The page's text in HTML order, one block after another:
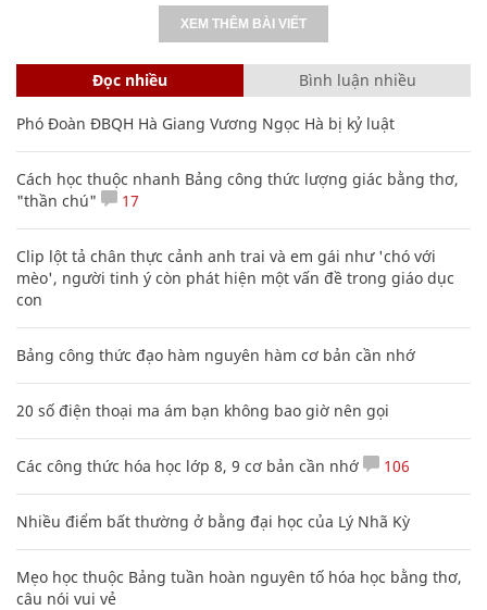
XEM THÊM BÀI VIẾT
Đọc nhiều Bình luận nhiều
Phó Đoàn ĐBQH Hà Giang Vương Ngọc Hà bị kỷ luật
Cách học thuộc nhanh Bảng công thức lượng giác bằng thơ,
"thần chú"
17
Clip lột tả chân thực cảnh anh trai và em gái như 'chó với
mèo', người tinh ý còn phát hiện một vấn đề trong giáo dục
con
Bảng công thức đạo hàm nguyên hàm cơ bản cần nhớ
20 số điện thoại ma ám bạn không bao giờ nên gọi
Các công thức hóa học lớp 8, 9 cơ bản cần nhớ 106
Nhiều điểm bất thường ở bằng đại học của Lý Nhã Kỳ
Mẹo học thuộc Bảng tuần hoàn nguyên tố hóa học bằng thơ,
câu nói vui vẻ